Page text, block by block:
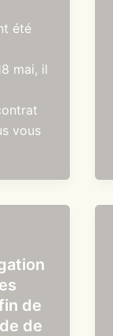
été
mai, il
vous
de
de